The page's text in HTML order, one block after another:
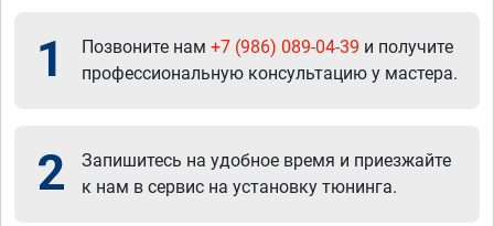
1 Позвоните нам +7 (986) 089-04-39 и получите
профессиональную консультацию у мастера.
2
Запишитесь на удобное время и приезжайте
к нам в сервис на установку тюнинга.